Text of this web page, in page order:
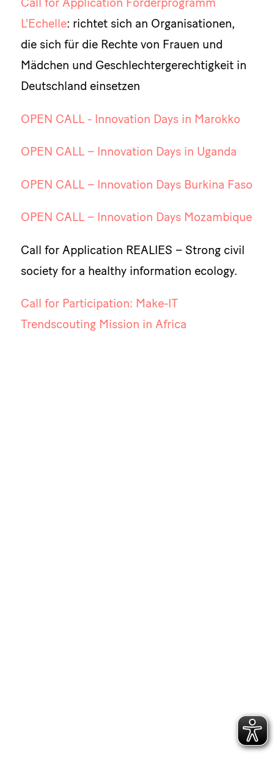
L'Echelle: richtet sich an Organisationen,
die sich für die Rechte von Frauen und
Mädchen und Geschlechtergerechtigkeit in
Deutschland einsetzen
OPEN CALL - Innovation Days in Marokko
OPEN CALL – Innovation Days in Uganda
OPEN CALL – Innovation Days Burkina Faso
OPEN CALL – Innovation Days Mozambique
Call for Application REALIES – Strong civil
society for a healthy information ecology.
Call for Participation: Make-IT
Trendscouting Mission in Africa